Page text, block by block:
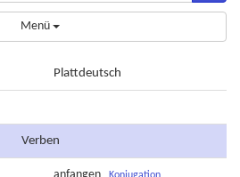
Menü
Plattdeutsch
Verben